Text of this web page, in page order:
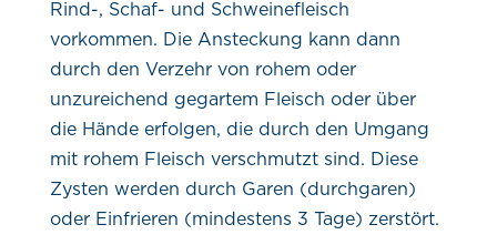
Rind-, Schaf- und Schweinefleisch
vorkommen. Die Ansteckung kann dann
durch den Verzehr von rohem oder
unzureichend gegartem Fleisch oder über
die Hände erfolgen, die durch den Umgang
mit rohem Fleisch verschmutzt sind. Diese
Zysten werden durch Garen (durchgaren)
oder Einfrieren (mindestens 3 Tage) zerstört.